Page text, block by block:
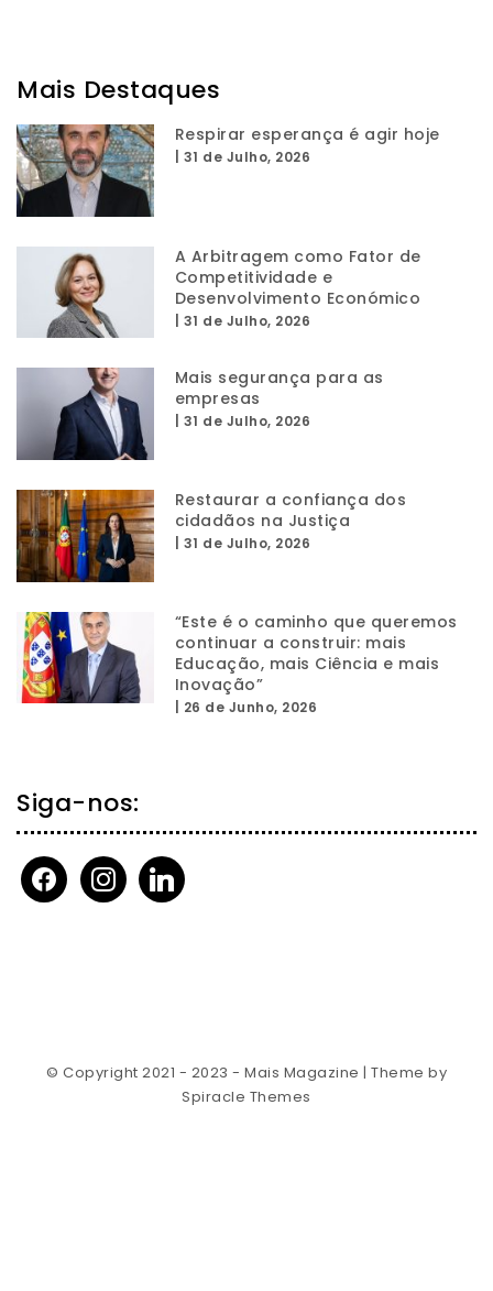
Mais Destaques
Respirar esperança é agir hoje
31 de Julho, 2026
A Arbitragem como Fator de
Competitividade e
Desenvolvimento Económico
31 de Julho, 2026
Mais segurança para as
empresas
31 de Julho, 2026
Restaurar a confiança dos
cidadãos na Justiça
31 de Julho, 2026
“Este é o caminho que queremos
continuar a construir: mais
Educação, mais Ciência e mais
Inovação”
26 de Junho, 2026
Siga-nos:
facebookinstagramlinkedin
© Copyright 2021 - 2023 - Mais Magazine | Theme by
Spiracle Themes